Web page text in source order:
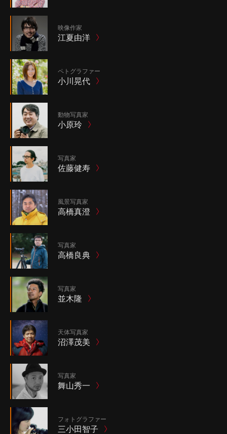
映像作家
江夏由洋
ペトグラファー
小川晃代
動物写真家
小原玲
写真家
佐藤健寿
風景写真家
高橋真澄
写真家
高橋良典
写真家
並木隆
天体写真家
沼澤茂美
写真家
舞山秀一
フォトグラファー
三小田智子